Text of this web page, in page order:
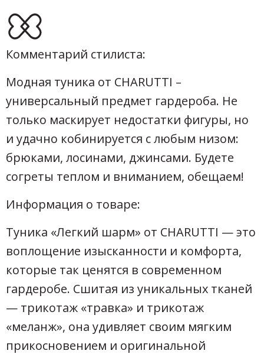
Комментарий стилиста:
Модная туника от CHARUTTI –
универсальный предмет гардероба. Не
только маскирует недостатки фигуры, но
и удачно кобинируется с любым низом:
брюками, лосинами, джинсами. Будете
согреты теплом и вниманием, обещаем!
Информация о товаре:
Туника «Легкий шарм» от CHARUTTI — это
воплощение изысканности и комфорта,
которые так ценятся в современном
гардеробе. Сшитая из уникальных тканей
— трикотаж «травка» и трикотаж
«меланж», она удивляет своим мягким
прикосновением и оригинальной